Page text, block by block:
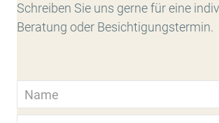
Schreiben Sie uns gerne für eine
Beratung oder Besichtigungstermin.